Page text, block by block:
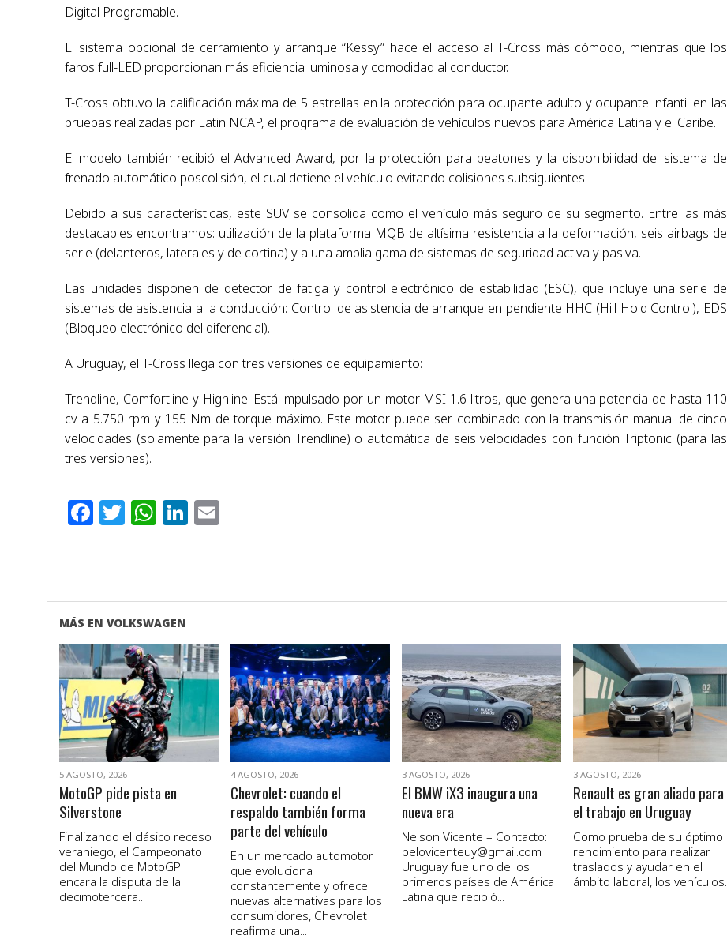
Digital Programable.
El sistema opcional de cerramiento y arranque “Kessy” hace el acceso al T-Cross más cómodo, mientras que los
faros full-LED proporcionan más eficiencia luminosa y comodidad al conductor.
T-Cross obtuvo la calificación máxima de 5 estrellas en la protección para ocupante adulto y ocupante infantil en las
pruebas realizadas por Latin NCAP, el programa de evaluación de vehículos nuevos para América Latina y el Caribe.
El modelo también recibió el Advanced Award, por la protección para peatones y la disponibilidad del sistema de
frenado automático poscolisión, el cual detiene el vehículo evitando colisiones subsiguientes.
Debido a sus características, este SUV se consolida como el vehículo más seguro de su segmento. Entre las más
destacables encontramos: utilización de la plataforma MQB de altísima resistencia a la deformación, seis airbags de
serie (delanteros, laterales y de cortina) y a una amplia gama de sistemas de seguridad activa y pasiva.
Las unidades disponen de detector de fatiga y control electrónico de estabilidad (ESC), que incluye una serie de
sistemas de asistencia a la conducción: Control de asistencia de arranque en pendiente HHC (Hill Hold Control), EDS
(Bloqueo electrónico del diferencial).
A Uruguay, el T-Cross llega con tres versiones de equipamiento:
Trendline, Comfortline y Highline. Está impulsado por un motor MSI 1.6 litros, que genera una potencia de hasta 110
cv a 5.750 rpm y 155 Nm de torque máximo. Este motor puede ser combinado con la transmisión manual de cinco
velocidades (solamente para la versión Trendline) o automática de seis velocidades con función Triptonic (para las
tres versiones).
Facebook
Twitter
WhatsApp
LinkedIn
MÁS EN VOLKSWAGEN
VER NOTA
5 AGOSTO, 2026
MotoGP pide pista en
Silverstone
Finalizando el clásico receso
veraniego, el Campeonato
del Mundo de MotoGP
encara la disputa de la
decimotercera...
VER NOTA
4 AGOSTO, 2026
Chevrolet: cuando el
respaldo también forma
parte del vehículo
En un mercado automotor
que evoluciona
constantemente y ofrece
nuevas alternativas para los
consumidores, Chevrolet
reafirma una...
VER NOTA
3 AGOSTO, 2026
El BMW iX3 inaugura una
nueva era
Nelson Vicente – Contacto:
pelovicenteuy@gmail.com
Uruguay fue uno de los
primeros países de América
Latina que recibió...
VER NOTA
3 AGOSTO, 2026
Renault es gran aliado para
el trabajo en Uruguay
Como prueba de su óptimo
rendimiento para realizar
traslados y ayudar en el
ámbito laboral, los vehículos...